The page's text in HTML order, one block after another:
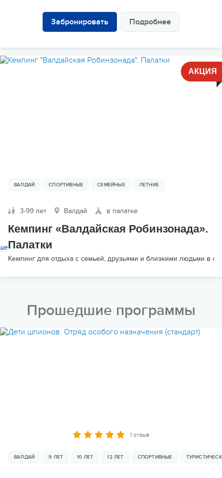
Забронировать Подробнее
ВАЛДАЙ СПОРТИВНЫЕ СЕМЕЙНЫЕ ЛЕТНИЕ
3-99 лет Валдай в палатке
Кемпинг «Валдайская Робинзонада».
Палатки
Кемпинг для отдыха с семьей, друзьями и близкими людьми в
АКЦИЯ
Прошедшие программы
1 отзыв
ВАЛДАЙ 9 ЛЕТ 10 ЛЕТ 12 ЛЕТ СПОРТИВНЫЕ